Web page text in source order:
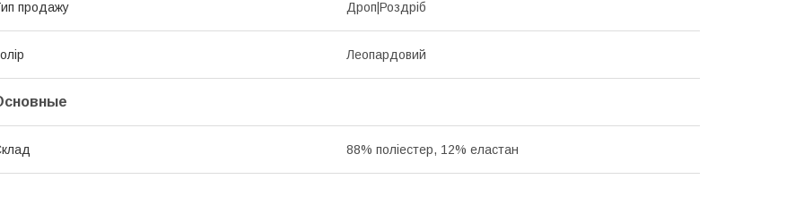
продажу Дроп|Роздріб
Леопардовий
88% поліестер, 12% еластан